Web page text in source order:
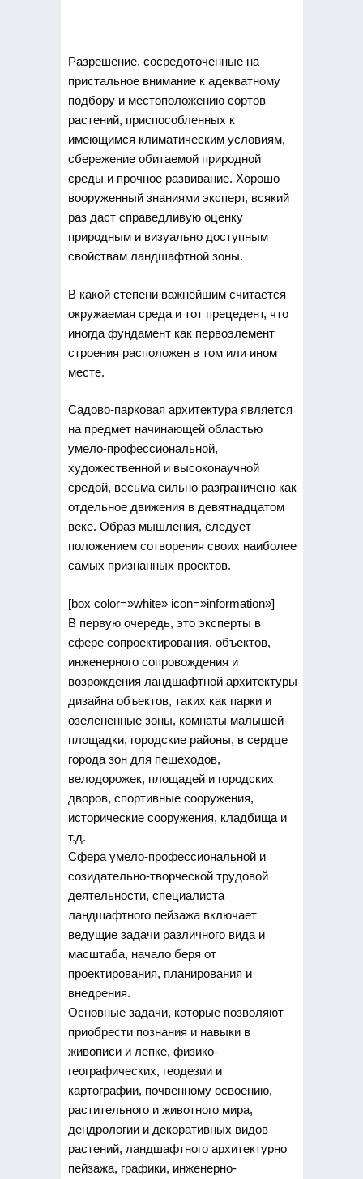
Разрешение, сосредоточенные на
пристальное внимание к адекватному
подбору и местоположению сортов
растений, приспособленных к
имеющимся климатическимусловиям,
сбережение обитаемой природной
среды и прочное развивание. Хорошо
вооруженный знаниями эксперт, всякий
раз даст справедливую оценку
природным и визуально доступным
свойствам ландшафтной зоны.
В какой степени важнейшим считается
окружаемая среда и тот прецедент, что
иногда фундамент как первоэлемент
строения расположен в том или ином
месте.
Садово-парковая архитектура является
на предмет начинающей областью
умело-профессиональной,
художественной и высоконаучной
средой, весьма сильно разграничено как
отдельное движения в девятнадцатом
веке. Образ мышления, следует
положением сотворения своих наиболее
самых признанных проектов.
[box color=»white» icon=»information»]
В первую очередь, это эксперты в
сфере сопроектирования, объектов,
инженерного сопровождения и
возрождения ландшафтной архитектуры
дизайна объектов, таких как парки и
озелененные зоны, комнаты малышей
площадки, городские районы, в сердце
города зон для пешеходов,
велодорожек, площадей и городских
дворов, спортивные сооружения,
исторические сооружения, кладбища и
т.д.
Сфера умело-профессиональной и
созидательно-творческой трудовой
деятельности, специалиста
ландшафтного пейзажа включает
ведущие задачи различного вида и
масштаба, начало беря от
проектирования, планирования и
внедрения.
Основные задачи, которые позволяют
приобрести познания и навыки в
живописи и лепке, физико-
географических, геодезии и
картографии, почвенному освоению,
растительного и животного мира,
дендрологии и декоративных видов
растений, ландшафтного архитектурно
пейзажа, графики, инженерно-